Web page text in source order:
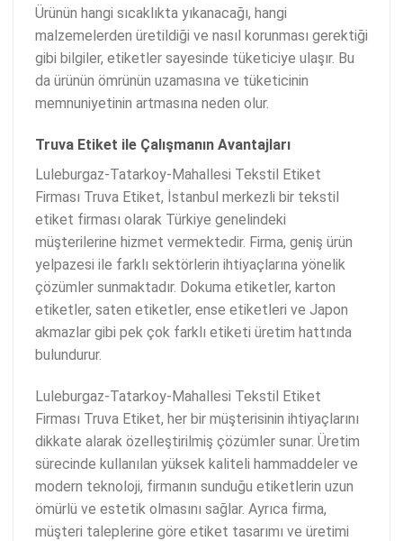
Ürünün hangi sıcaklıkta yıkanacağı, hangi
malzemelerden üretildiği ve nasıl korunması gerektiği
gibi bilgiler, etiketler sayesinde tüketiciye ulaşır. Bu
da ürünün ömrünün uzamasına ve tüketicinin
memnuniyetinin artmasına neden olur.
Truva Etiket ile Çalışmanın Avantajları
Luleburgaz-Tatarkoy-Mahallesi Tekstil Etiket
Firması Truva Etiket, İstanbul merkezli bir tekstil
etiket firması olarak Türkiye genelindeki
müşterilerine hizmet vermektedir. Firma, geniş ürün
yelpazesi ile farklı sektörlerin ihtiyaçlarına yönelik
çözümler sunmaktadır. Dokuma etiketler, karton
etiketler, saten etiketler, ense etiketleri ve Japon
akmazlar gibi pek çok farklı etiketi üretim hattında
bulundurur.
Luleburgaz-Tatarkoy-Mahallesi Tekstil Etiket
Firması Truva Etiket, her bir müşterisinin ihtiyaçlarını
dikkate alarak özelleştirilmiş çözümler sunar. Üretim
sürecinde kullanılan yüksek kaliteli hammaddeler ve
modern teknoloji, firmanın sunduğu etiketlerin uzun
ömürlü ve estetik olmasını sağlar. Ayrıca firma,
müşteri taleplerine göre etiket tasarımı ve üretimi